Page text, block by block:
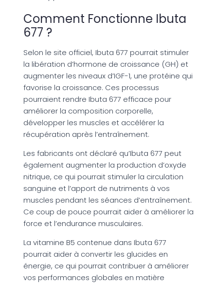
Comment Fonctionne Ibuta
677 ?
Selon le site officiel, Ibuta 677 pourrait stimuler
la libération d’hormone de croissance (GH) et
augmenter les niveaux d’IGF-1, une protéine qui
favorise la croissance. Ces processus
pourraient rendre Ibuta 677 efficace pour
améliorer la composition corporelle,
développer les muscles et accélérer la
récupération après l’entraînement.
Les fabricants ont déclaré qu’Ibuta 677 peut
également augmenter la production d’oxyde
nitrique, ce qui pourrait stimuler la circulation
sanguine et l’apport de nutriments à vos
muscles pendant les séances d’entraînement.
Ce coup de pouce pourrait aider à améliorer la
force et l’endurance musculaires.
La vitamine B5 contenue dans Ibuta 677
pourrait aider à convertir les glucides en
énergie, ce qui pourrait contribuer à améliorer
vos performances globales en matière